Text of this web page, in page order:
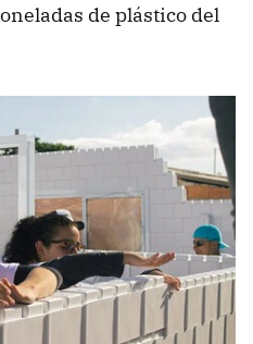
de plástico del